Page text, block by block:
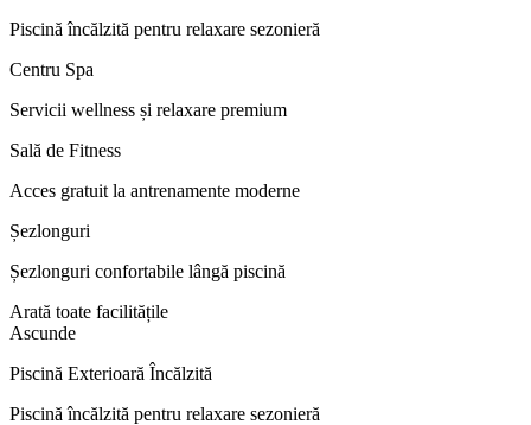
Piscină încălzită pentru relaxare sezonieră
Centru Spa
Servicii wellness și relaxare premium
Sală de Fitness
Acces gratuit la antrenamente moderne
Șezlonguri
Șezlonguri confortabile lângă piscină
Arată toate facilitățile
Ascunde
Piscină Exterioară Încălzită
Piscină încălzită pentru relaxare sezonieră